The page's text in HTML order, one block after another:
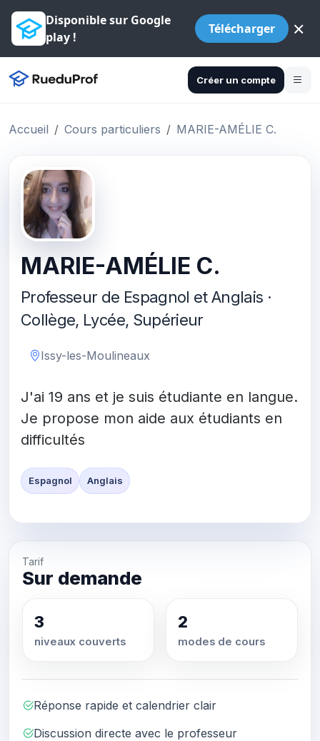
Disponible sur Google
play !
Télécharger ×
Créer un compte
Accueil Cours particuliers MARIE-AMÉLIE C.
MARIE-AMÉLIE C.
Professeur de Espagnol et Anglais ·
Collège, Lycée, Supérieur
Issy-les-Moulineaux
J'ai 19 ans et je suis étudiante en langue.
Je propose mon aide aux étudiants en
difficultés
Espagnol Anglais
Tarif
Sur demande
3
niveaux couverts
2
modes de cours
Réponse rapide et calendrier clair
Discussion directe avec le professeur